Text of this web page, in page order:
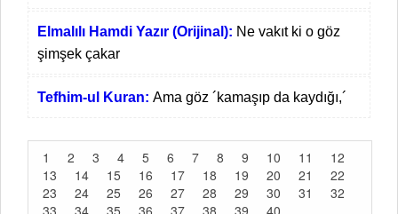
Elmalılı Hamdi Yazır (Orijinal): Ne vakıt ki o göz
şimşek çakar
Tefhim-ul Kuran: Ama göz ´kamaşıp da kaydığı,´
1 2 3 4 5 6 7 8 9 10 11
12
13
14 15 16 17 18 19 20 21
22
23
24 25 26 27 28 29 30 31
32
33
34 35 36 37 38 39 40